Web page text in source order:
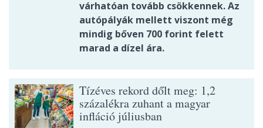
várhatóan tovább csökkennek. Az
autópályák mellett viszont még
mindig bőven 700 forint felett
marad a dízel ára.
Tízéves rekord dőlt meg: 1,2
százalékra zuhant a magyar
infláció júliusban